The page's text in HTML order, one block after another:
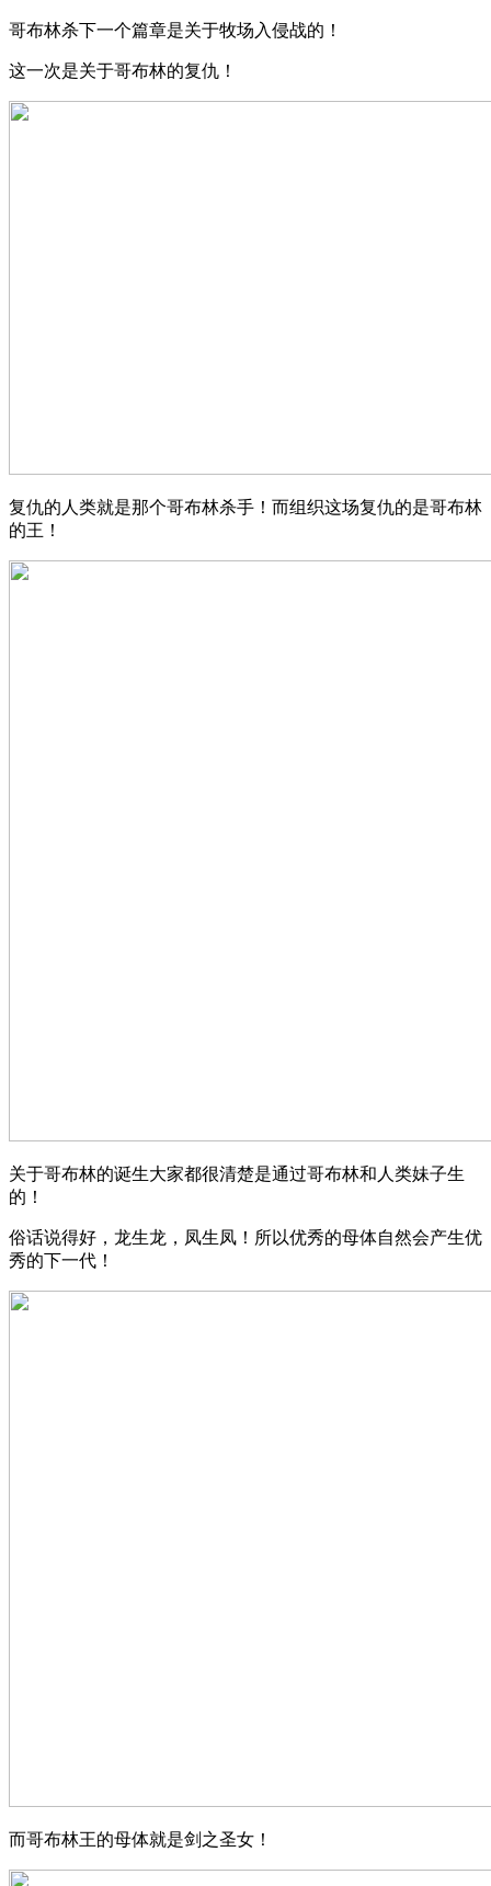
哥布林杀下一个篇章是关于牧场入侵战的！
这一次是关于哥布林的复仇！
复仇的人类就是那个哥布林杀手！而组织这场复仇的是哥布林
的王！
关于哥布林的诞生大家都很清楚是通过哥布林和人类妹子生
的！
俗话说得好，龙生龙，凤生凤！所以优秀的母体自然会产生优
秀的下一代！
而哥布林王的母体就是剑之圣女！